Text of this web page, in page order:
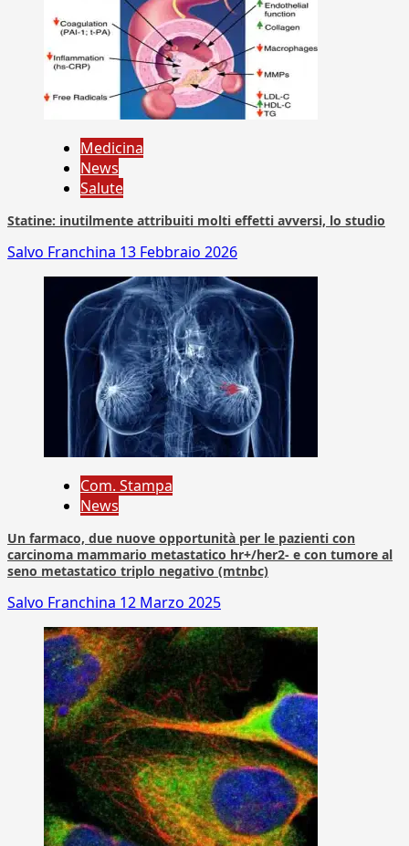
Medicina
News
Salute
Statine: inutilmente attribuiti molti effetti avversi, lo studio
Salvo Franchina 13 Febbraio 2026
Com. Stampa
News
Un farmaco, due nuove opportunità per le pazienti con
carcinoma mammario metastatico hr+/her2- e con tumore al
seno metastatico triplo negativo (mtnbc)
Salvo Franchina 12 Marzo 2025